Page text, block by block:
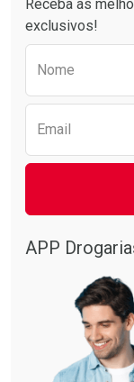
Receba as
exclusivos!
Nome
Email
APP